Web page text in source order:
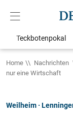
Teckbotenpokal
Home Nachrichten
nur eine Wirtschaft
Weilheim ·